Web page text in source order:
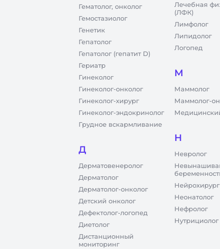
Гематолог, онколог
Гемостазиолог
Генетик
Гепатолог
Гепатолог (гепатит D)
Гериатр
Гинеколог
Гинеколог-онколог
Гинеколог-хирург
Гинеколог-эндокринолог
Грудное вскармливание
Д
Дерматовенеролог
Дерматолог
Дерматолог-онколог
Детский онколог
Дефектолог-логопед
Диетолог
Дистанционный
мониторинг
Лечебная
(ЛФК)
Лимфолог
Липидолог
Логопед
М
Маммолог
Маммолог-
Н
Невролог
Нейрохирург
Неонатолог
Нефролог
Нутрициолог